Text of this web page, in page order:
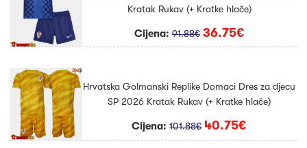
Kratak Rukav (+ Kratke hlače)
Cijena:91.88€ 36.75€
Hrvatska Golmanski Replike Domaci Dres za djecu
SP 2026 Kratak Rukav (+ Kratke hlače)
Cijena:101.88€ 40.75€